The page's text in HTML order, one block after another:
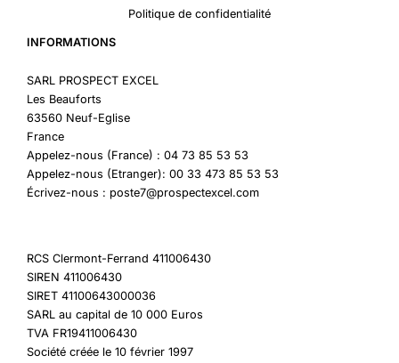
Politique de confidentialité
INFORMATIONS
SARL PROSPECT EXCEL
Les Beauforts
63560 Neuf-Eglise
France
Appelez-nous (France) : 04 73 85 53 53
Appelez-nous (Etranger): 00 33 473 85 53 53
Écrivez-nous : poste7@prospectexcel.com
RCS Clermont-Ferrand 411006430
SIREN 411006430
SIRET 41100643000036
SARL au capital de 10 000 Euros
TVA FR19411006430
Société créée le 10 février 1997